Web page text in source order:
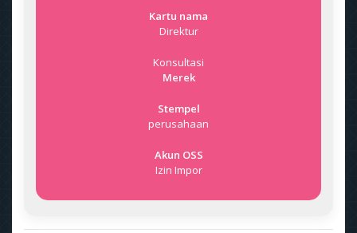
Kartu nama
Direktur
Konsultasi
Merek
Stempel
perusahaan
Akun OSS
Izin Impor